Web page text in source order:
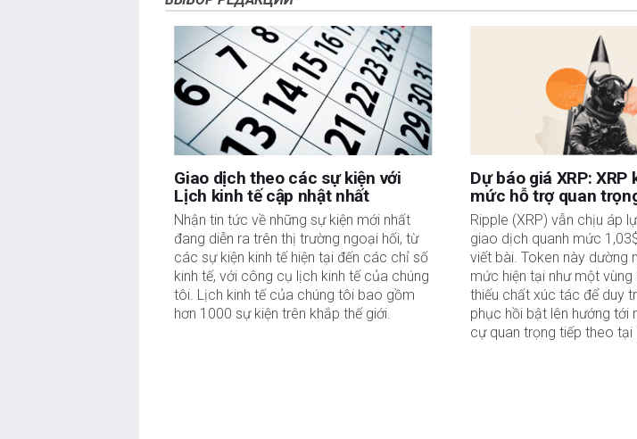
của FXStreet cũng như các nhà quảng cáo của nó. Tác giả sẽ không chịu trách nhiệm về thông tin
được đăng trên trang này.
Nếu không được đề cập rõ ràng trong nội dung bài viết, tại thời điểm viết bài, tác giả không nắm giữ
nào được đề cập trong bài viết này và không có quan hệ kinh doanh với bất kỳ công ty nào được đề
công cho việc viết bài này, ngoài từ FXStreet.
FXStreet và tác giả không cung cấp các đề xuất được cá nhân hóa. Tác giả không cam đoan về
của thông tin này. FXStreet và tác giả sẽ không chịu trách nhiệm về bất kỳ sai sót, thiếu sót hoặc
hại nào phát sinh từ thông tin này và việc hiển thị hoặc sử dụng thông tin này. Ngoại trừ các lỗi và
Tác giả và FXStreet không phải là các cố vấn đầu tư đã đăng ký và không có nội dung nào trong bài
tư.Giao dịch theo các sự kiện với
Lịch kinh tế cập nhật nhất
Nhận tin tức về những sự kiện mới nhất
đang diễn ra trên thị trường ngoại hối, từ
các sự kiện kinh tế hiện tại đến các chỉ số
kinh tế, với công cụ lịch kinh tế của chúng
tôi. Lịch kinh tế của chúng tôi bao gồm
hơn 1000 sự kiện trên khắp thế giới.
Dự báo giá XRP: XRP
mức hỗ trợ quan
Ripple (XRP) vẫn chịu áp
giao dịch quanh mức
viết bài. Token này dường
mức hiện tại như một vùng
thiếu chất xúc tác để duy
phục hồi bật lên hướng tới
cự quan trọng tiếp theo tại